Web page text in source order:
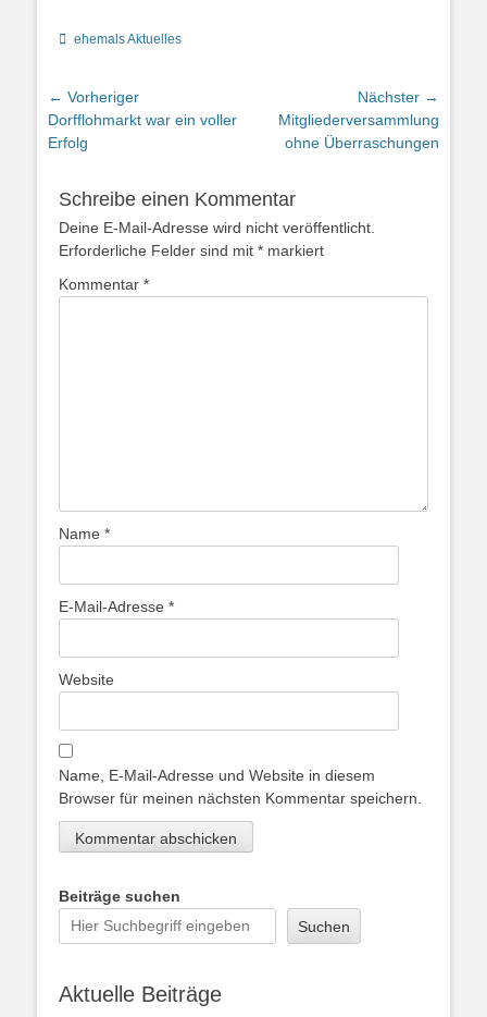
Kategorien
ehemals Aktuelles
Beitragsnavigation
← Vorheriger
Vorheriger
Beitrag:
Dorfflohmarkt war ein voller
Erfolg
Nächster →
Nächster
Beitrag:
Mitgliederversammlung
ohne Überraschungen
Schreibe einen Kommentar
Deine E-Mail-Adresse wird nicht veröffentlicht.
Erforderliche Felder sind mit * markiert
Kommentar *
Name *
E-Mail-Adresse *
Website
Name, E-Mail-Adresse und Website in diesem
Browser für meinen nächsten Kommentar speichern.
Beiträge suchen
Suchen
Aktuelle Beiträge